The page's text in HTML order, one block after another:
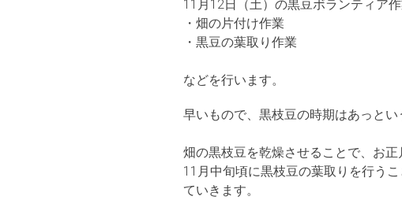
11月12日（土）の黒豆ボランティア作
・畑の片付け作業
・黒豆の葉取り作業
などを行います。
早いもので、黒枝豆の時期はあっと
畑の黒枝豆を乾燥させることで、お正
11月中旬頃に黒枝豆の葉取りを行う
ていきます。